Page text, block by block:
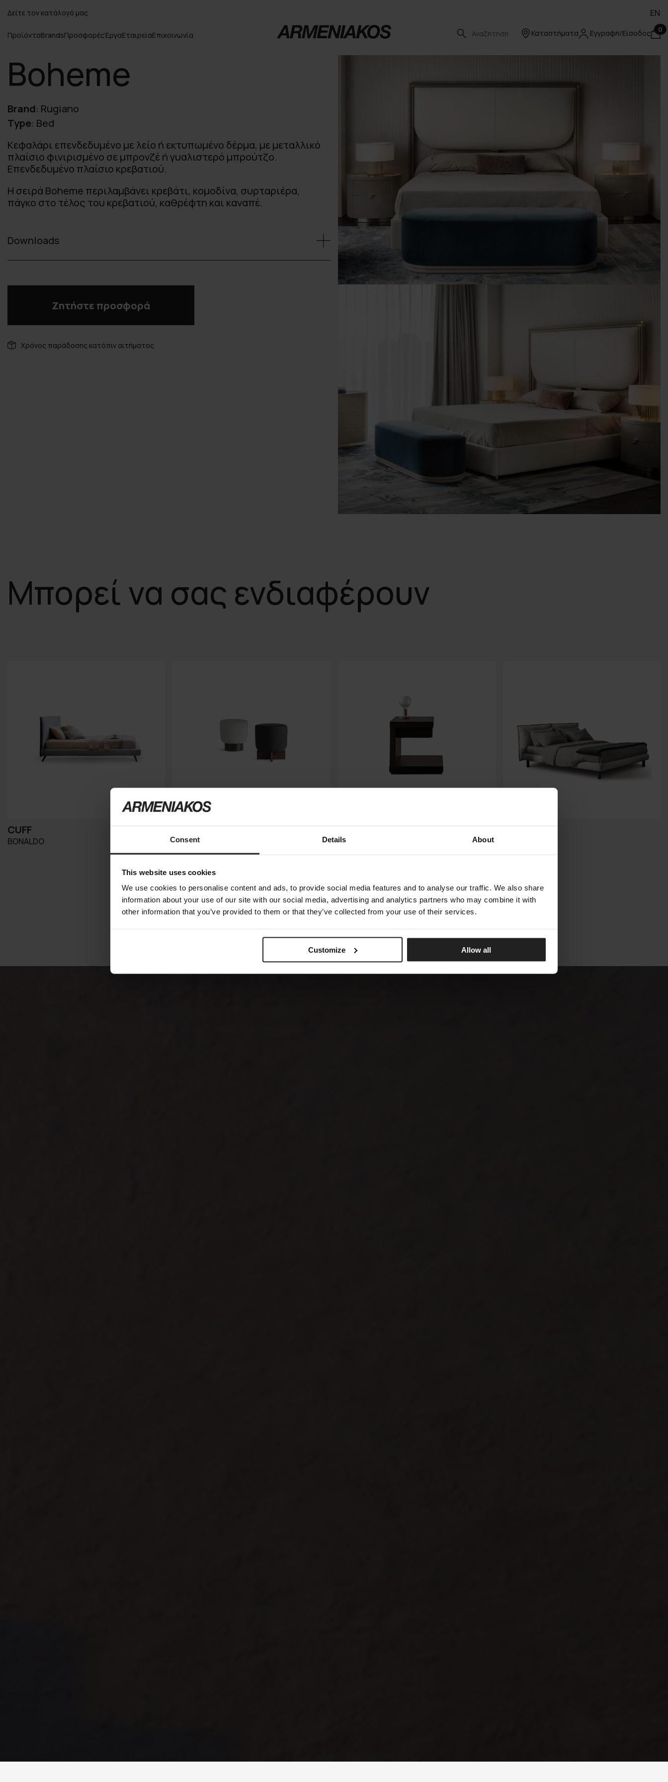
Consent Details About
This website uses cookies
We use cookies to personalise content and ads, to provide social media features and to analyse our traffic. We also share
information about your use of our site with our social media, advertising and analytics partners who may combine it with
other information that you’ve provided to them or that they’ve collected from your use of their services.
Customize Allow all
Δείτε τον κατάλογό μας EN
ΠροϊόνταBrandsΠροσφορέςΈργαΕταιρείαΕπικοινωνία Καταστήματα Εγγραφή/Είσοδος 0
Boheme
Brand: Rugiano
Type: Bed
Κεφαλάρι επενδεδυμένο με λείο ή εκτυπωμένο δέρμα, με μεταλλικό
πλαίσιο φινιρισμένο σε μπρονζέ ή γυαλιστερό μπρούτζο.
Επενδεδυμένο πλαίσιο κρεβατιού.
Η σειρά Boheme περιλαμβάνει κρεβάτι, κομοδίνα, συρταριέρα,
πάγκο στο τέλος του κρεβατιού, καθρέφτη και καναπέ.
Downloads
Ζητήστε προσφορά
Χρόνος παράδοσης κατόπιν αιτήματος
Μπορεί να σας ενδιαφέρουν
CUFF
BONALDO BONALDO MERIDIANI